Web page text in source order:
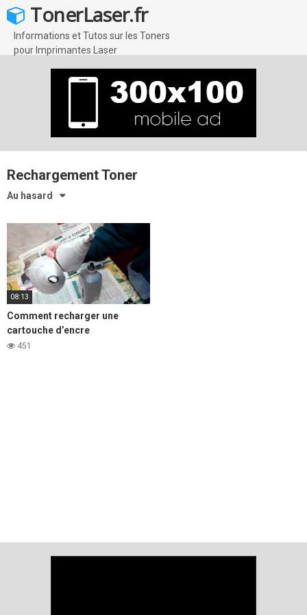
Skip
to
content
TonerLaser.fr
Informations et Tutos sur les Toners
pour Imprimantes Laser
Rechargement Toner
Au hasard
08:13
Comment recharger une
cartouche d’encre
d’imprimante laser Samsung
451